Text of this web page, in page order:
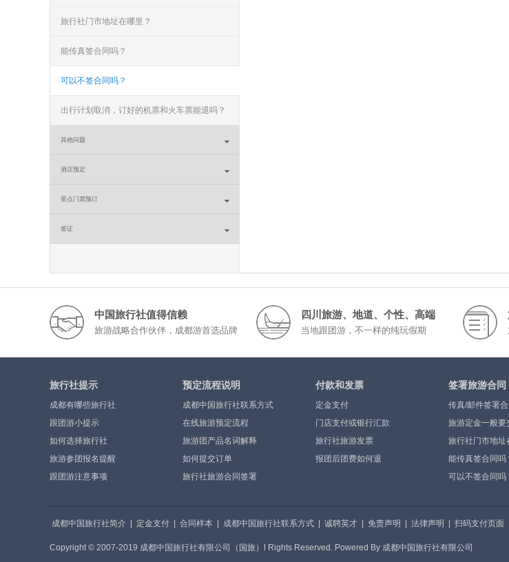
旅行社门市地址在哪里？
能传真签合同吗？
可以不签合同吗？
出行计划取消，订好的机票和火车票能退吗？
其他问题
酒店预定
景点门票预订
签证
中国旅行社值得信赖
旅游战略合作伙伴，成都游首选品牌
四川旅游、地道、个性、高端
当地跟团游，不一样的纯玩假期
旅行社提示
成都有哪些旅行社
跟团游小提示
如何选择旅行社
旅游参团报名提醒
跟团游注意事项
预定流程说明
成都中国旅行社联系方式
在线旅游预定流程
旅游团产品名词解释
如何提交订单
旅行社旅游合同签署
付款和发票
定金支付
门店支付或银行汇款
旅行社旅游发票
报团后团费如何退
签署旅游合同
传真/邮件签署合
旅游定金一般要
旅行社门市地址
能传真签合同吗
可以不签合同吗
成都中国旅行社简介 定金支付 合同样本 成都中国旅行社联系方式 诚聘英才 免责声明 法律声明 扫码支付页面
Copyright © 2007-2019 成都中国旅行社有限公司（国旅）l Rights Reserved. Powered By 成都中国旅行社有限公司